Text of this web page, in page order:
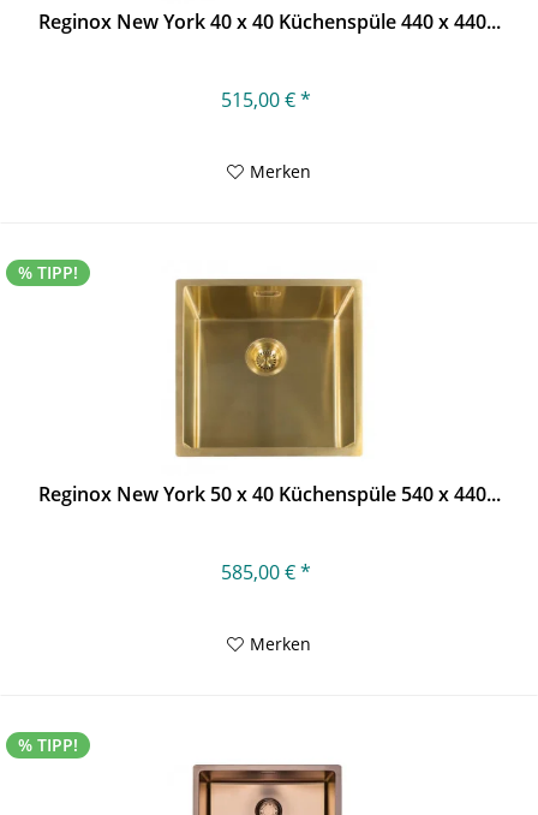
Reginox New York 40 x 40 Küchenspüle 440 x 440...
515,00 € *
Merken
% TIPP!
Reginox New York 50 x 40 Küchenspüle 540 x 440...
585,00 € *
Merken
% TIPP!